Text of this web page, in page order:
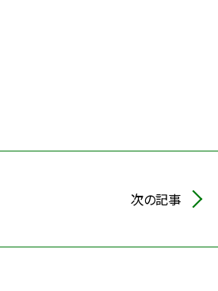
次の記事